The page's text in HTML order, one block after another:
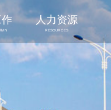
人力资源
RESOURCES